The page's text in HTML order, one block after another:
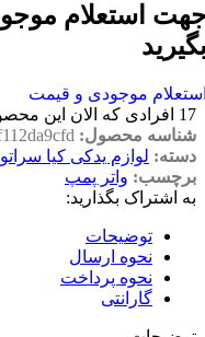
استعلام
موجودی و قیمت
17 افرادی که الان این
شناسه محصول:
دسته: لوازم یدکی کیا سراتو
برچسب: واتر پمپ
به اشتراک بگذارید:
توضیحات
نحوه ارسال
نحوه پرداخت
گارانتی